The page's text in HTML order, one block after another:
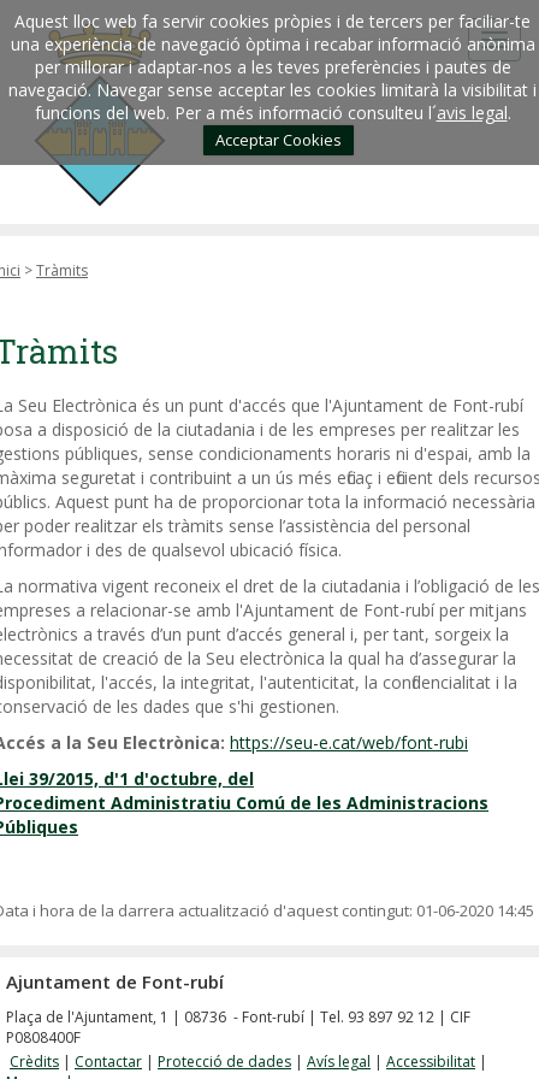
Aquest lloc web fa servir cookies pròpies i de tercers per faciliar-te
una experiència de navegació òptima i recabar informació anònima
per millorar i adaptar-nos a les teves preferències i pautes de
navegació. Navegar sense acceptar les cookies limitarà la visibilitat i
funcions del web. Per a més informació consulteu l´avis legal.
Acceptar Cookies
>Tràmits
Seu Electrònica és un punt d'accés que l'Ajuntament de Font-rubí
a disposició de la ciutadania i de les empreses per realitzar les
públiques, sense condicionaments horaris ni d'espai, amb la
seguretat i contribuint a un ús més eficaç i eficient dels
Aquest punt ha de proporcionar tota la informació necessària
poder realitzar els tràmits sense l’assistència del personal
i des de qualsevol ubicació física.
normativa vigent reconeix el dret de la ciutadania i l’obligació de les
a relacionar-se amb l'Ajuntament de Font-rubí per mitjans
a través d’un punt d’accés general i, per tant, sorgeix la
de creació de la Seu electrònica la qual ha d’assegurar la
l'accés, la integritat, l'autenticitat, la confidencialitat i la
de les dades que s'hi gestionen.
a la Seu Electrònica: https://seu-e.cat/web/font-rubi
39/2015, d'1 d'octubre, del
Administratiu Comú de les Administracions
i hora de la darrera actualització d'aquest contingut: 01-06-2020 14:45
Ajuntament de Font-rubí
Plaça de l'Ajuntament, 1 | 08736 - Font-rubí | Tel. 93 897 92 12 | CIF
P0808400F
Crèdits | Contactar | Protecció de dades | Avís legal | Accessibilitat |